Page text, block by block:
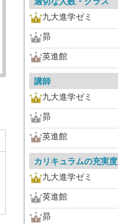
九大進学ゼミ
昴
英進館
講師
九大進学ゼミ
昴
英進館
カリキュラムの充実度
九大進学ゼミ
英進館
昴